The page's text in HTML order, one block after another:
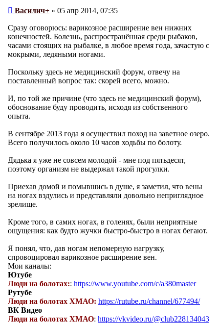
Сообщение
Василич+ » 05 апр 2014, 07:35
Сразу оговорюсь: варикозное расширение вен нижних
конечностей. Болезнь, распространённая среди рыбаков,
часами стоящих на рыбалке, в любое время года, зачастую с
мокрыми, ледяными ногами.
Поскольку здесь не медицинский форум, отвечу на
поставленный вопрос так: скорей всего, можно.
И, по той же причине (что здесь не медицинский форум),
обоснование буду проводить, исходя из собственного
опыта.
В сентябре 2013 года я осуществил поход на заветное озеро.
Всего получилось около 10 часов ходьбы по болоту.
Дядька я уже не совсем молодой - мне под пятьдесят,
поэтому организм не выдержал такой прогулки.
Приехав домой и помывшись в душе, я заметил, что вены
на ногах вздулись и представляли довольно неприглядное
зрелище.
Кроме того, в самих ногах, в голенях, были неприятные
ощущения: как будто жучки быстро-быстро в ногах бегают.
Я понял, что, дав ногам непомерную нагрузку,
спровоцировал варикозное расширение вен.
Мои каналы:
Ютубе
Люди на болотах:: https://www.youtube.com/c/a380master
Рутубе
Люди на болотах ХМАО: https://rutube.ru/channel/677494/
ВК Видео
Люди на болотах ХМАО: https://vkvideo.ru/@club228134043